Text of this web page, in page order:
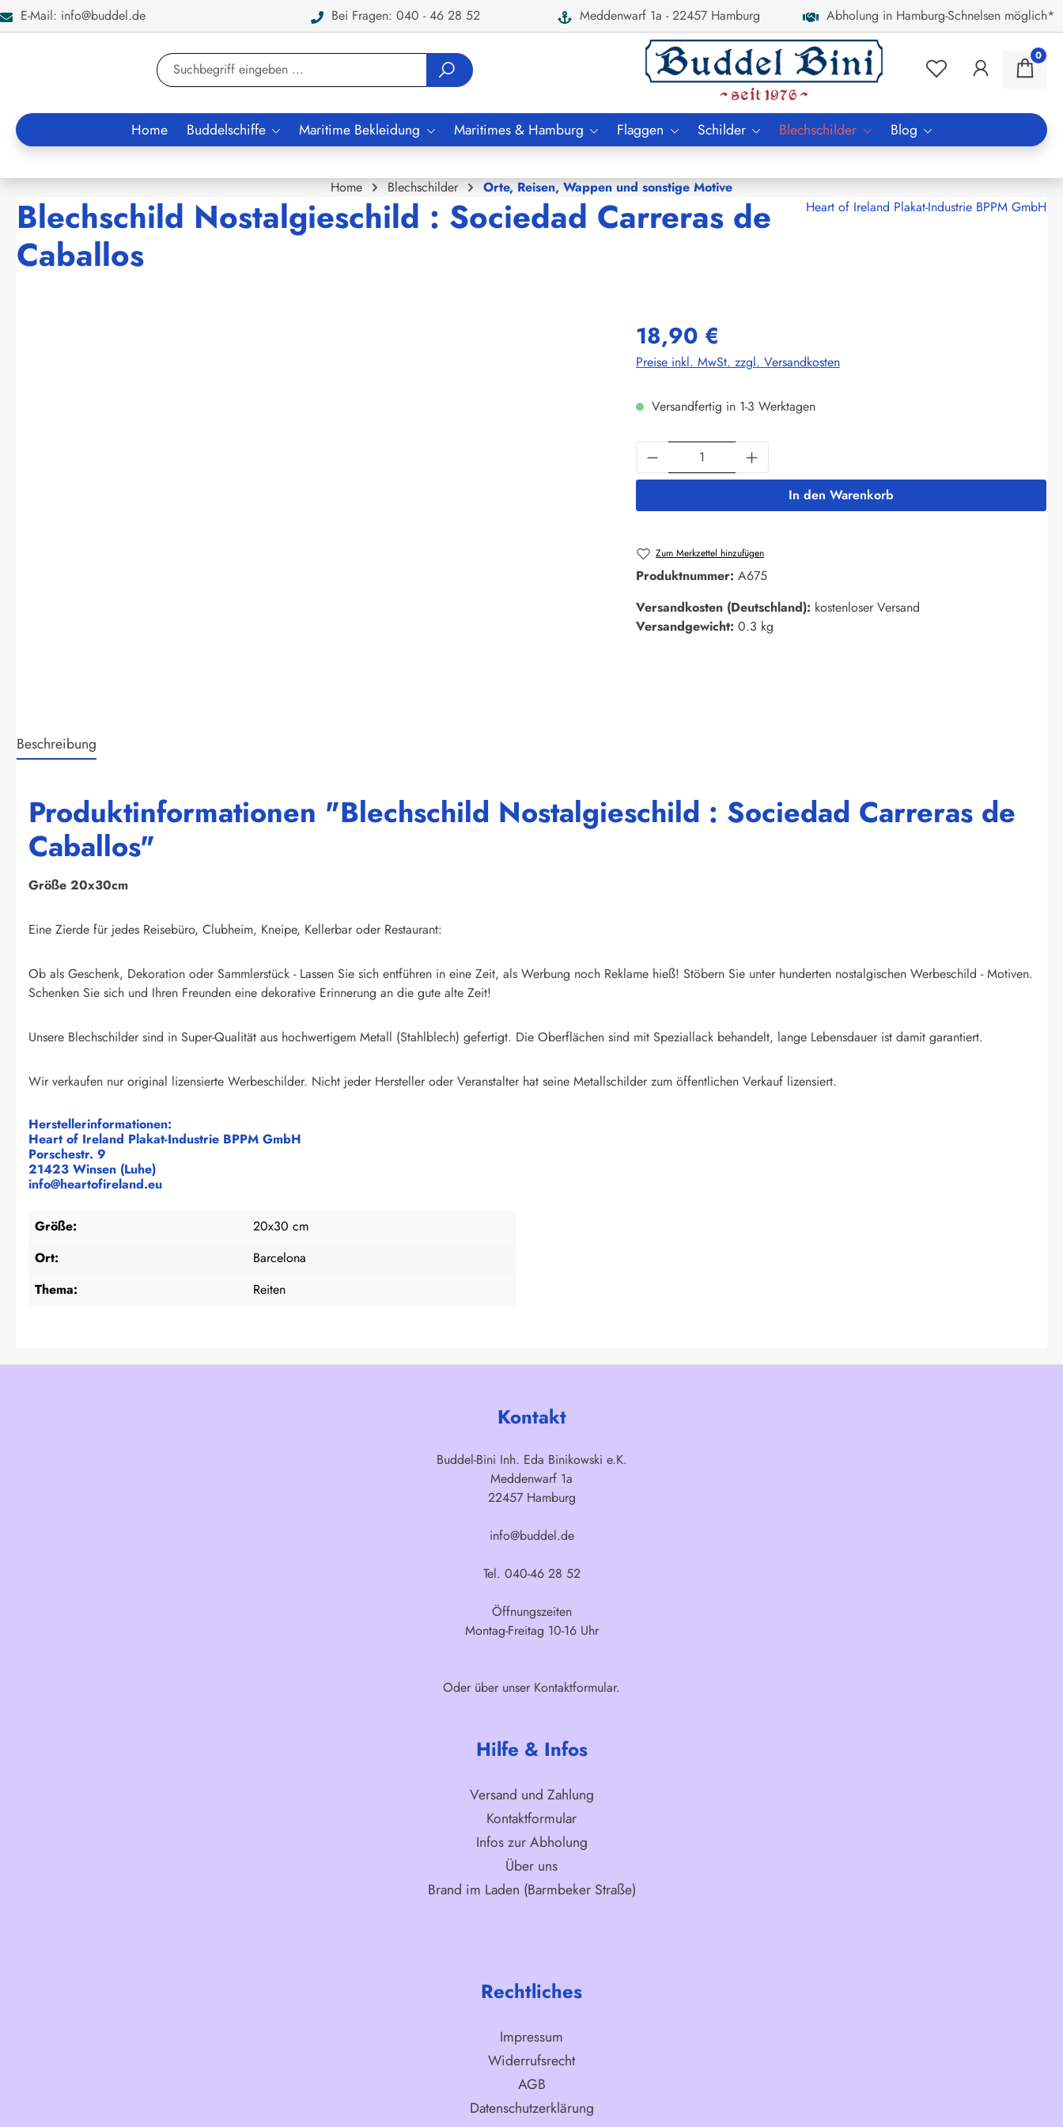
Zur Suche springen
E-Mail: info@buddel.de Bei Fragen: 040 - 46 28 52 Meddenwarf 1a - 22457 Hamburg Abholung in Hamburg-Schnelsen möglich*
0
Home Buddelschiffe Maritime Bekleidung Maritimes & Hamburg Flaggen Schilder Blechschilder Blog
Home Blechschilder Orte, Reisen, Wappen und sonstige Motive
Blechschild Nostalgieschild : Sociedad Carreras de
Caballos
Heart of Ireland Plakat-Industrie BPPM GmbH
18,90 €
Preise inkl. MwSt. zzgl. Versandkosten
Versandfertig in 1-3 Werktagen
Produkt Anzahl: Gib den gewünschten Wert ein
In den Warenkorb
Zum Merkzettel hinzufügen
Produktnummer: A675
Versandkosten (Deutschland): kostenloser Versand
Versandgewicht: 0.3 kg
Beschreibung
Produktinformationen "Blechschild Nostalgieschild : Sociedad Carreras de
Caballos"
Größe 20x30cm
Eine Zierde für jedes Reisebüro, Clubheim, Kneipe, Kellerbar oder Restaurant:
Ob als Geschenk, Dekoration oder Sammlerstück - Lassen Sie sich entführen in eine Zeit, als Werbung noch Reklame hieß! Stöbern Sie unter hunderten nostalgischen Werbeschild - Motiven.
Schenken Sie sich und Ihren Freunden eine dekorative Erinnerung an die gute alte Zeit!
Unsere Blechschilder sind in Super-Qualität aus hochwertigem Metall (Stahlblech) gefertigt. Die Oberflächen sind mit Speziallack behandelt, lange Lebensdauer ist damit garantiert.
Wir verkaufen nur original lizensierte Werbeschilder. Nicht jeder Hersteller oder Veranstalter hat seine Metallschilder zum öffentlichen Verkauf lizensiert.
Herstellerinformationen:
Heart of Ireland Plakat-Industrie BPPM GmbH
Porschestr. 9
21423 Winsen (Luhe)
info@heartofireland.eu
Größe:
20x30 cm
Ort:
Barcelona
Thema:
Reiten
Kontakt
Buddel-Bini Inh. Eda Binikowski e.K.
Meddenwarf 1a
22457 Hamburg
info@buddel.de
Tel. 040-46 28 52
Öffnungszeiten
Montag-Freitag 10-16 Uhr
Oder über unser Kontaktformular.
Hilfe & Infos
Versand und Zahlung
Kontaktformular
Infos zur Abholung
Über uns
Brand im Laden (Barmbeker Straße)
Rechtliches
Impressum
Widerrufsrecht
AGB
Datenschutzerklärung